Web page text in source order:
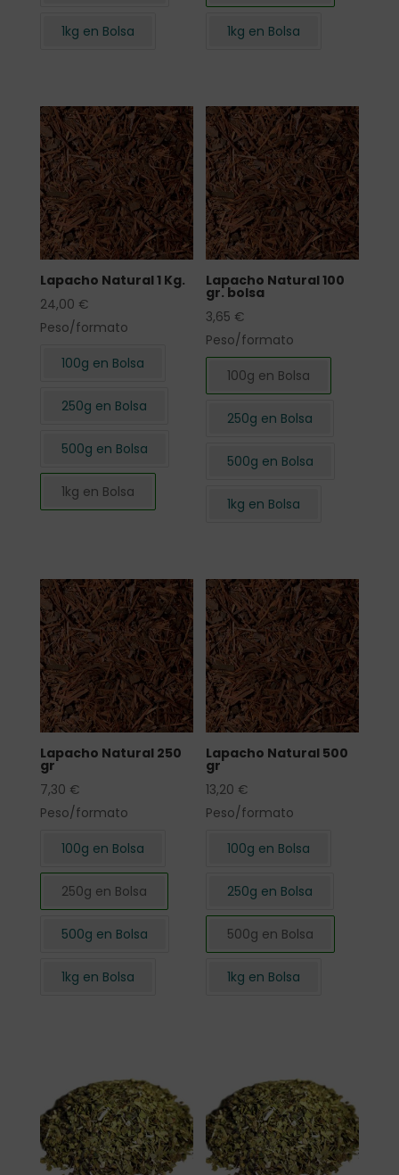
1kg en Bolsa 1kg en Bolsa
Lapacho Natural 1 Kg.
24,00 €
Peso/formato
100g en Bolsa
250g en Bolsa
500g en Bolsa
1kg en Bolsa
Lapacho Natural 100
gr. bolsa
3,65 €
Peso/formato
100g en Bolsa
250g en Bolsa
500g en Bolsa
1kg en Bolsa
Lapacho Natural 250
gr
7,30 €
Peso/formato
100g en Bolsa
250g en Bolsa
500g en Bolsa
1kg en Bolsa
Lapacho Natural 500
gr
13,20 €
Peso/formato
100g en Bolsa
250g en Bolsa
500g en Bolsa
1kg en Bolsa